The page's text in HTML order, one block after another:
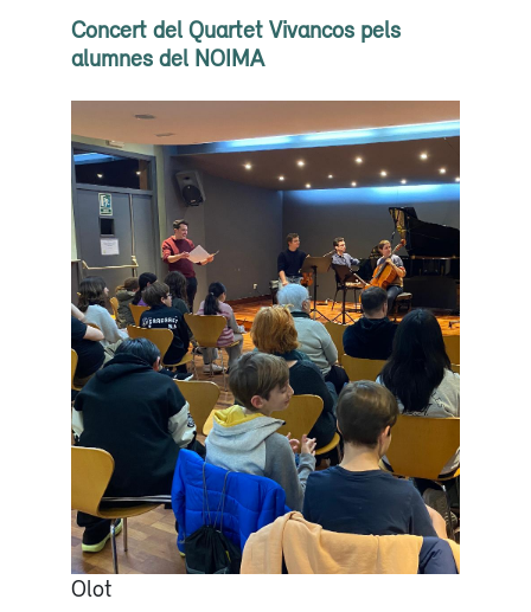
Concert del Quartet Vivancos pels
alumnes del NOIMA
Olot